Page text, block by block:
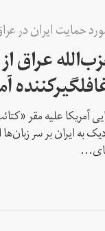
حمایت ایران در
عراق
آمریکا علیه مقر
به ایران بر سر